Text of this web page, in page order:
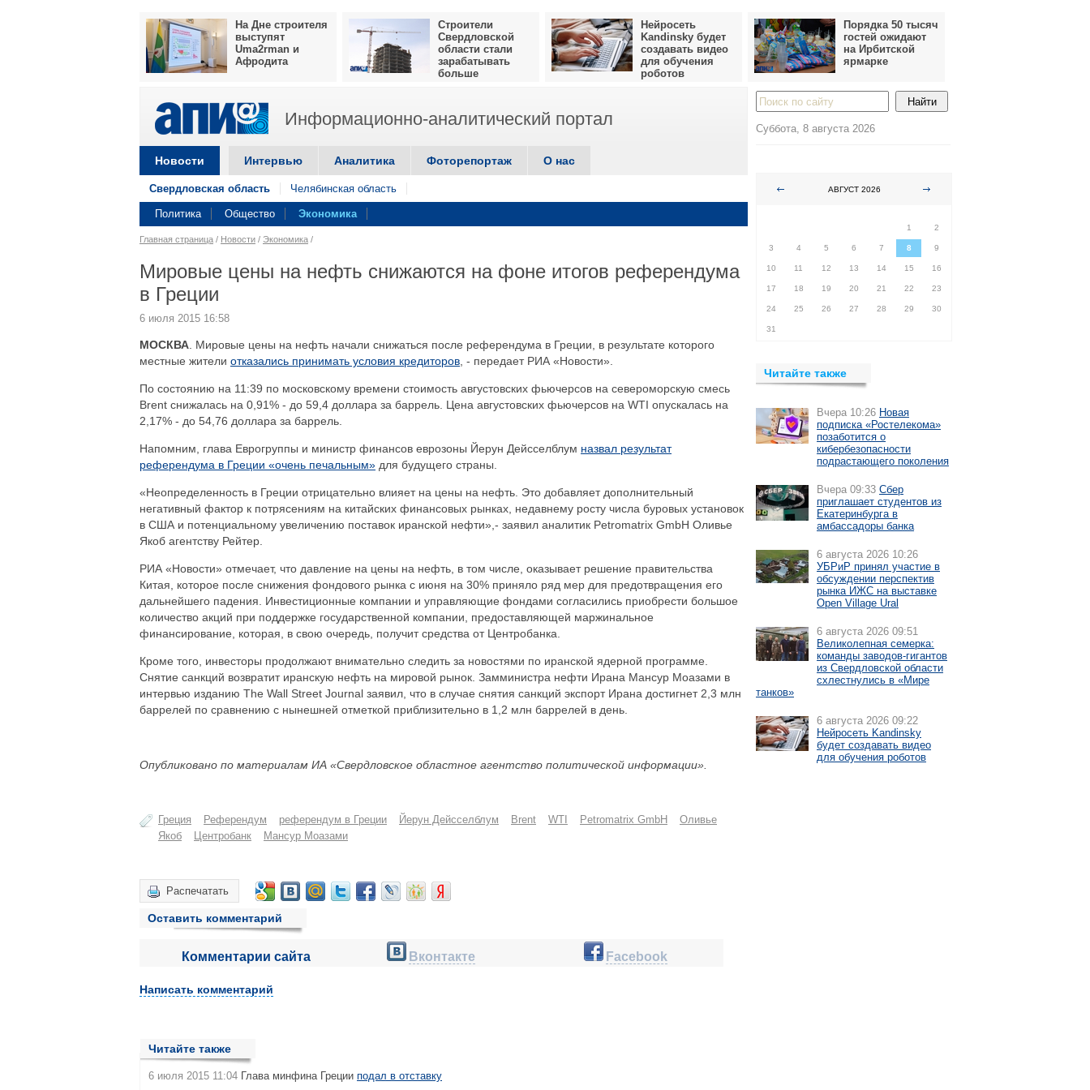
На Дне строителя
выступят
Uma2rman и
Афродита
Строители
Свердловской
области стали
зарабатывать
больше
Нейросеть
Kandinsky будет
создавать видео
для обучения
роботов
Порядка 50 тысяч
гостей ожидают
на Ирбитской
ярмарке
Информационно-аналитический портал
Новости Интервью Аналитика Фоторепортаж О нас
Свердловская область Челябинская область
Политика Общество Экономика
Главная страница / Новости / Экономика /
Мировые цены на нефть снижаются на фоне итогов референдума
в Греции
6 июля 2015 16:58
МОСКВА . Мировые цены на нефть начали снижаться после референдума в Греции, в результате которого
местные жители отказались принимать условия кредиторов , - передает РИА «Новости».
По состоянию на 11:39 по московскому времени стоимость августовских фьючерсов на североморскую смесь
Brent снижалась на 0,91% - до 59,4 доллара за баррель. Цена августовских фьючерсов на WTI опускалась на
2,17% - до 54,76 доллара за баррель.
Напомним, глава Еврогруппы и министр финансов еврозоны Йерун Дейсселблум назвал результат
референдума в Греции «очень печальным» для будущего страны.
«Неопределенность в Греции отрицательно влияет на цены на нефть. Это добавляет дополнительный
негативный фактор к потрясениям на китайских финансовых рынках, недавнему росту числа буровых установок
в США и потенциальному увеличению поставок иранской нефти»,- заявил аналитик Petromatrix GmbH Оливье
Якоб агентству Рейтер.
РИА «Новости» отмечает, что давление на цены на нефть, в том числе, оказывает решение правительства
Китая, которое после снижения фондового рынка с июня на 30% приняло ряд мер для предотвращения его
дальнейшего падения. Инвестиционные компании и управляющие фондами согласились приобрести большое
количество акций при поддержке государственной компании, предоставляющей маржинальное
финансирование, которая, в свою очередь, получит средства от Центробанка.
Кроме того, инвесторы продолжают внимательно следить за новостями по иранской ядерной программе.
Снятие санкций возвратит иранскую нефть на мировой рынок. Замминистра нефти Ирана Мансур Моазами в
интервью изданию The Wall Street Journal заявил, что в случае снятия санкций экспорт Ирана достигнет 2,3 млн
баррелей по сравнению с нынешней отметкой приблизительно в 1,2 млн баррелей в день.
Опубликовано по материалам ИА «Свердловское областное агентство политической информации».
Греция Референдум референдум в Греции Йерун Дейсселблум Brent WTI Petromatrix GmbH
Оливье
Якоб
Центробанк Мансур Моазами
Распечатать
Оставить комментарий
Комментарии сайта Вконтакте Facebook
Написать комментарий
Читайте также
6 июля 2015 11:04 Глава минфина Греции подал в отставку
Суббота, 8 августа 2026
АВГУСТ 2026
1
2
3 4 5 6 7 8 9
10 11 12 13 14 15 16
17 18 19 20 21 22 23
24 25 26 27 28 29 30
31
Читайте также
Вчера 10:26 Новая
подписка «Ростелекома»
позаботится о
кибербезопасности
подрастающего поколения
Вчера 09:33 Сбер
приглашает студентов из
Екатеринбурга в
амбассадоры банка
6 августа 2026 10:26
УБРиР принял участие в
обсуждении перспектив
рынка ИЖС на выставке
Open Village Ural
6 августа 2026 09:51
Великолепная семерка:
команды заводов-гигантов
из Свердловской области
схлестнулись в «Мире
танков»
6 августа 2026 09:22
Нейросеть Kandinsky
будет создавать видео
для обучения роботов